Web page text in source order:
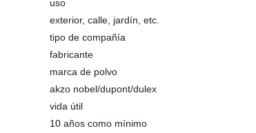
uso
exterior, calle, jardín, etc.
tipo de compañía
fabricante
marca de polvo
akzo nobel/dupont/dulex
vida útil
10 años como mínimo